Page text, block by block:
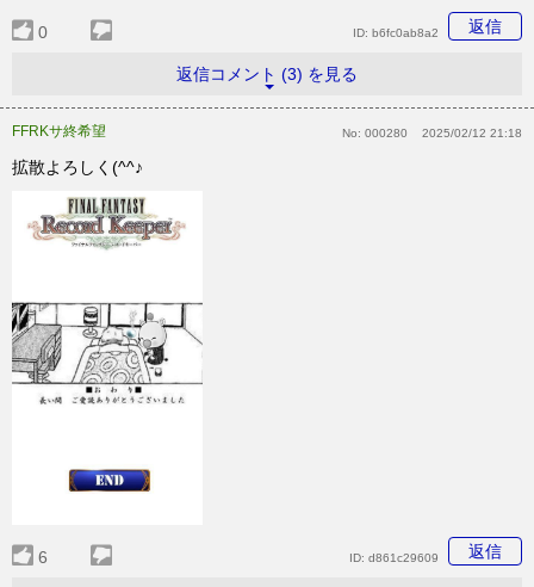
0 返信
ID: b6fc0ab8a2
返信コメント (3) を見る
FFRKサ終希望 No: 000280 2025/02/12 21:18
拡散よろしく(^^♪
6 返信
ID: d861c29609